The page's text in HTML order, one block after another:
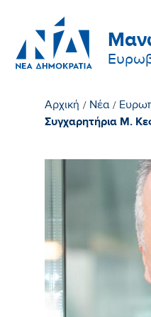
Αρχική / Νέα /
Συγχαρητήρια Μ.